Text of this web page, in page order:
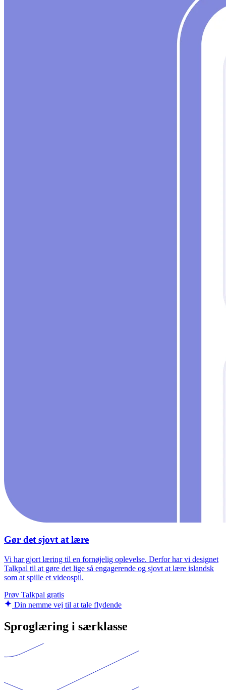
Gør det sjovt at lære
Vi har gjort læring til en fornøjelig oplevelse. Derfor har vi designet
Talkpal til at gøre det lige så engagerende og sjovt at lære islandsk
som at spille et videospil.
Prøv Talkpal gratis
Din nemme vej til at tale flydende
Sproglæring i særklasse